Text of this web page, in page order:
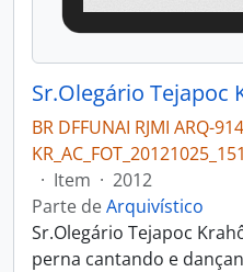
Sr.Olegário Tejapoc
BR DFFUNAI RJMI ARQ-
KR_AC_FOT_20121025_151
· Item · 2012
Parte deArquivístico
Sr.Olegário Tejapoc
perna cantando e